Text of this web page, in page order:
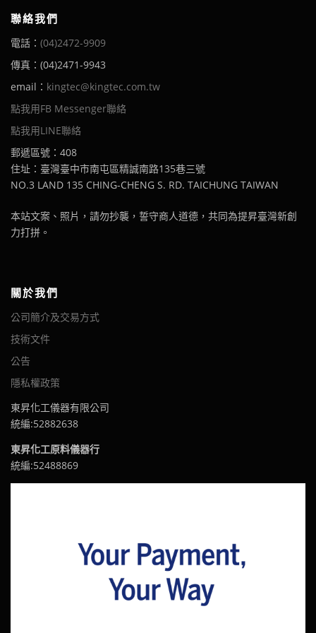
聯絡我們
電話： (04)2472-9909
傳真：(04)2471-9943
email： kingtec@kingtec.com.tw
點我用FB Messenger聯絡
點我用LINE聯絡
郵遞區號：408
住址：臺灣臺中市南屯區精誠南路135巷三號
NO.3 LAND 135 CHING-CHENG S. RD. TAICHUNG TAIWAN
本站文案、照片，請勿抄襲，誓守商人道德，共同為提昇臺灣新創
力打拼。
關於我們
公司簡介及交易方式
技術文件
公告
隱私權政策
東昇化工儀器有限公司
統編:52882638
東昇化工原料儀器行
統編:52488869